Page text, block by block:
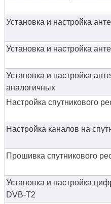
Установка и настройка
Установка и настройка
Установка и настройка
аналогичных
Настройка спутникового
Настройка каналов на
Прошивка спутникового
Установка и настройка
DVB-T2